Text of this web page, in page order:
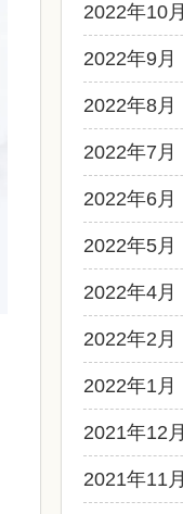
2022年10月
2022年9月
2022年8月
2022年7月
2022年6月
2022年5月
2022年4月
2022年2月
2022年1月
2021年12月
2021年11月